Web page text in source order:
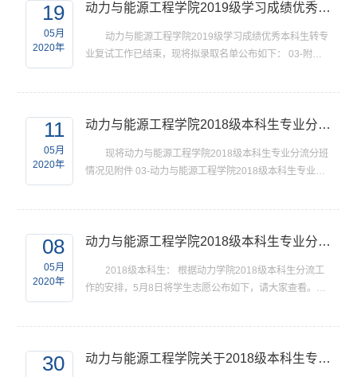
19
05月
2020年
动力与能源工程学院2019级学习成绩优秀本科生转专业拟录取名单
动力与能源工程学院2019级学习成绩优秀本科生转专
业复试工作已结束，现将拟录取名单公布如下： 03-附件
11
05月
2020年
动力与能源工程学院2018级本科生专业分流分班情况
现将动力与能源工程学院2018级本科生专业分流分班
情况见附件 03-动力与能源工程学院2018级本科生专业分
08
05月
2020年
动力与能源工程学院2018级本科生专业分流志愿申请汇总
2018级本科生： 根据动力学院2018级本科生分流工
作的安排，5月8日将学生志愿公布如下，请大家查看。
30 动力与能源工程学院关于2018级本科生专业分流工作的通知